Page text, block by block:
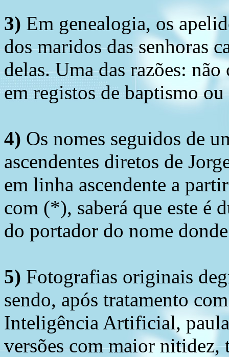
3) Em genealogia, os
dos maridos das senhoras
delas. Uma das razões:
em registos de baptismo
4) Os nomes seguidos de
ascendentes diretos de
em linha ascendente a
com (*), saberá que este é
do portador do nome
5) Fotografias originais
sendo, após tratamento
Inteligência Artificial,
versões com maior nitidez,